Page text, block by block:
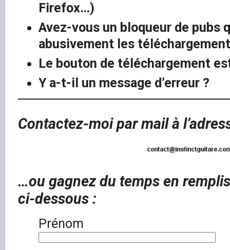
Firefox…)
Avez-vous un bloqueur de pubs
abusivement les
Le bouton de téléchargement
Y a-t-il un message d’erreur ?
Contactez-moi par mail à
…ou gagnez du temps en
ci-dessous :
Prénom